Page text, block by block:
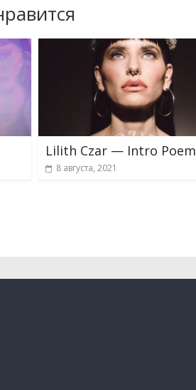
Lilith Czar — Intro Poem
8 августа, 2021